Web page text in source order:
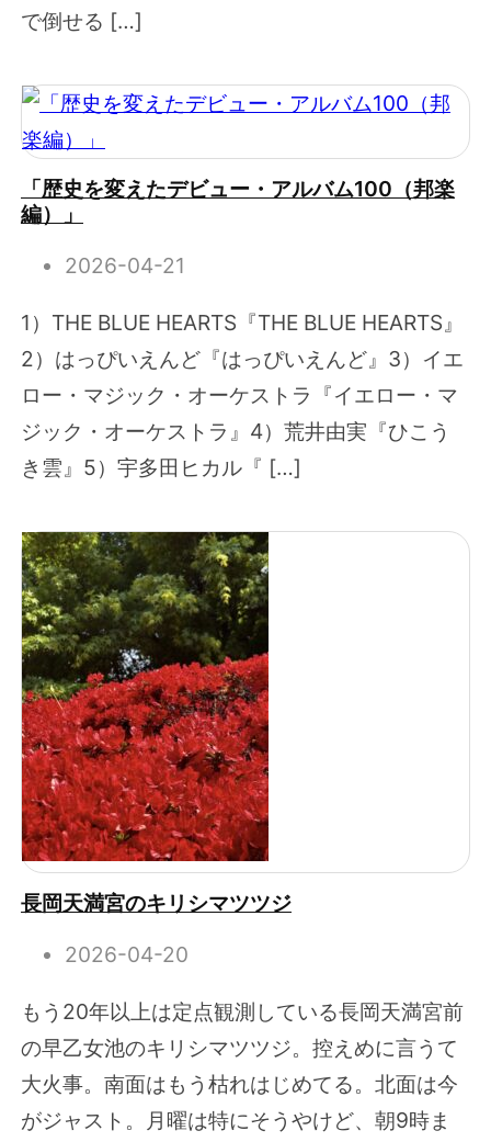
で倒せる […]
「歴史を変えたデビュー・アルバム100（邦楽
編）」
2026-04-21
1）THE BLUE HEARTS『THE BLUE HEARTS』
2）はっぴいえんど『はっぴいえんど』3）イエ
ロー・マジック・オーケストラ『イエロー・マ
ジック・オーケストラ』4）荒井由実『ひこう
き雲』5）宇多田ヒカル『 […]
長岡天満宮のキリシマツツジ
2026-04-20
もう20年以上は定点観測している長岡天満宮前
の早乙女池のキリシマツツジ。控えめに言うて
大火事。南面はもう枯れはじめてる。北面は今
がジャスト。月曜は特にそうやけど、朝9時ま